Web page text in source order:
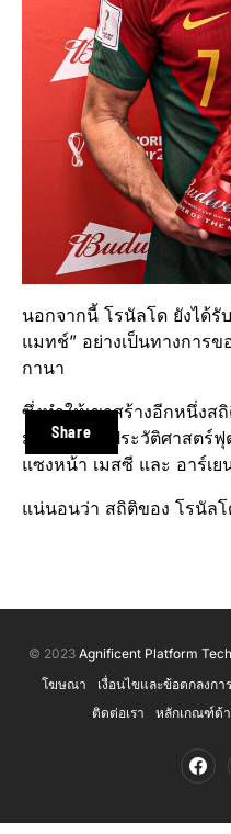
Share
นอกจากนี้ โรนัลโด ยังได้รั
แมทช์” อย่างเป็นทางการ
กานา
ซึ่งทำให้เขาสร้างอีกหนึ่งส
มากที่สุดในประวัติศาสตร์
แซงหน้า เมสซี และ อาร์เ
แน่นอนว่า สถิติของ โรนัลโ
© 2023 Agnificent Platform
โฆษณา เงื่อนไขและข้อตกลงกา
ติดต่อเรา
หลักเกณฑ์ด้า